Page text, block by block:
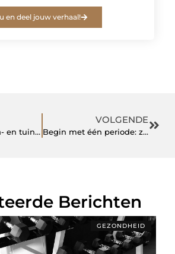
en deel jouw verhaal!
Praktische woon- en tuingids voor elke dag
VOLGENDE
Begin met één periode: zo kies je geschiedenisboeken gericht
Berichten
GEZONDHEID